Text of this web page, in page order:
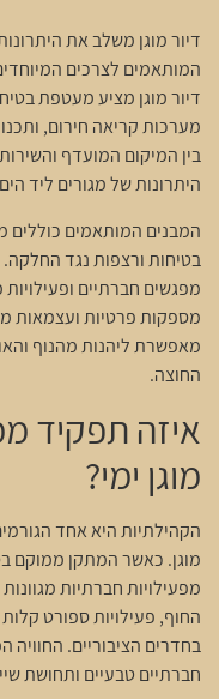
דיור מוגן משלב את
המותאמים לצרכים
דיור מוגן מציע מעטפת
מערכות קריאה חירום,
בין המיקום המועדף
היתרונות של מגורים ליד
המבנים המותאמים כוללים
בטיחות ורצפות נגד
מפגשים חברתיים
מספקות פרטיות ועצמאות
מאפשרת ליהנות מהנוף
החוצה.
איזה תפקיד
מוגן ימי?
הקהילתיות היא אחד
מוגן. כאשר המתקן ממוקם
מפעילויות חברתיות
החוף, פעילויות ספורט
בחדרים הציבוריים.
חברתיים טבעיים ותחושת